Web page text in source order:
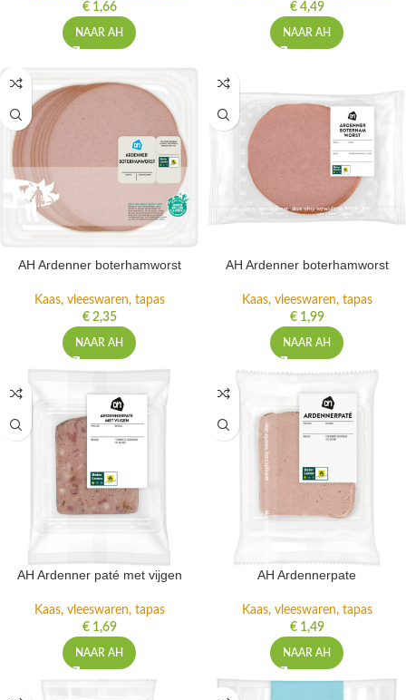
€1,66
NAAR AH
€4,49
NAAR AH
AH Ardenner boterhamworst
Kaas, vleeswaren, tapas
€2,35
NAAR AH
AH Ardenner boterhamworst
Kaas, vleeswaren, tapas
€1,99
NAAR AH
AH Ardenner paté met vijgen
Kaas, vleeswaren, tapas
€1,69
NAAR AH
AH Ardennerpate
Kaas, vleeswaren, tapas
€1,49
NAAR AH